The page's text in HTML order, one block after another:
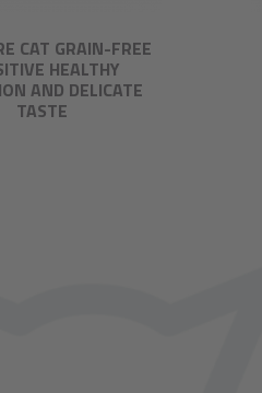
CAT GRAIN-FREE
HEALTHY
AND DELICATE
TASTE